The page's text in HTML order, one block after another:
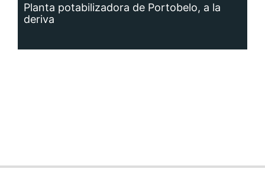
Planta potabilizadora de Portobelo, a la
deriva